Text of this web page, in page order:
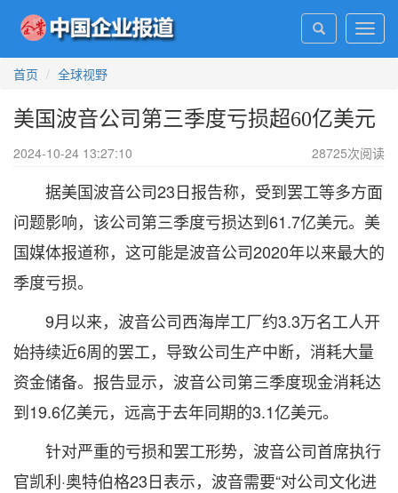
首页
全球视野
美国波音公司第三季度亏损超60亿美元
2024-10-24 13:27:10 28725次阅读
据美国波音公司23日报告称，受到罢工等多方面
问题影响，该公司第三季度亏损达到61.7亿美元。美
国媒体报道称，这可能是波音公司2020年以来最大的
季度亏损。
9月以来，波音公司西海岸工厂约3.3万名工人开
始持续近6周的罢工，导致公司生产中断，消耗大量
资金储备。报告显示，波音公司第三季度现金消耗达
到19.6亿美元，远高于去年同期的3.1亿美元。
针对严重的亏损和罢工形势，波音公司首席执行
官凯利·奥特伯格23日表示，波音需要“对公司文化进